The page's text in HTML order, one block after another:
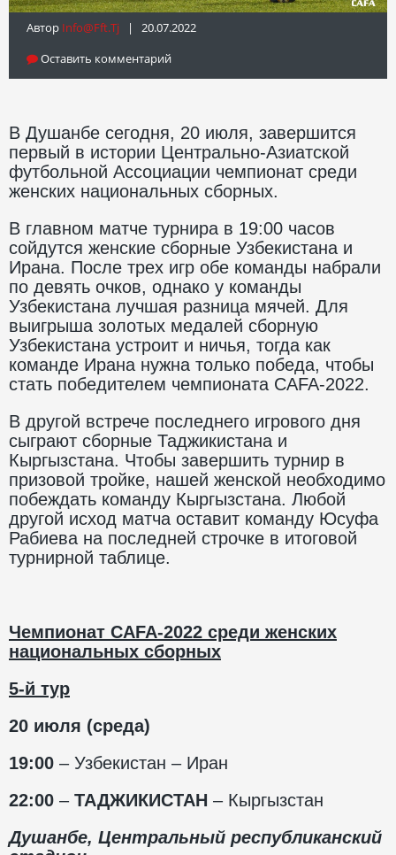
Автор Info@fft.tj | 20.07.2022
Оставить комментарий
В Душанбе сегодня, 20 июля, завершится
первый в истории Центрально-Азиатской
футбольной Ассоциации чемпионат среди
женских национальных сборных.
В главном матче турнира в 19:00 часов
сойдутся женские сборные Узбекистана и
Ирана. После трех игр обе команды набрали
по девять очков, однако у команды
Узбекистана лучшая разница мячей. Для
выигрыша золотых медалей сборную
Узбекистана устроит и ничья, тогда как
команде Ирана нужна только победа, чтобы
стать победителем чемпионата CAFA-2022.
В другой встрече последнего игрового дня
сыграют сборные Таджикистана и
Кыргызстана. Чтобы завершить турнир в
призовой тройке, нашей женской необходимо
побеждать команду Кыргызстана. Любой
другой исход матча оставит команду Юсуфа
Рабиева на последней строчке в итоговой
турнирной таблице.
Чемпионат CAFA-2022 среди женских
национальных сборных
5-й тур
20 июля (среда)
19:00 – Узбекистан – Иран
22:00 – ТАДЖИКИСТАН – Кыргызстан
Душанбе, Центральный республиканский